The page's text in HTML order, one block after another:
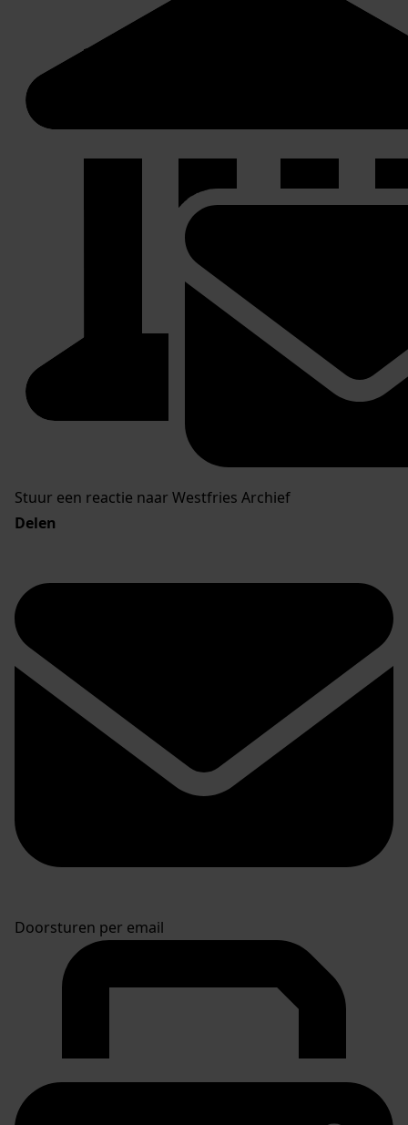
Stuur een reactie naar Westfries Archief
Delen
Doorsturen per email